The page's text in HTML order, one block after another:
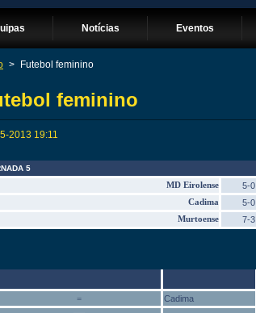
Notícias Eventos
> Futebol feminino
feminino
2013 19:11
5
MD Eirolense 5-0
Cadima
5-0
Murtoense
7-3
= Cadima